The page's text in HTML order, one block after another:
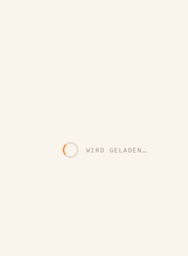
WIRD GELADEN…